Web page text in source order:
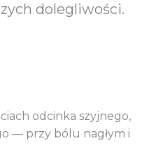
dolegliwości.
odcinka szyjnego,
— przy bólu nagłym i